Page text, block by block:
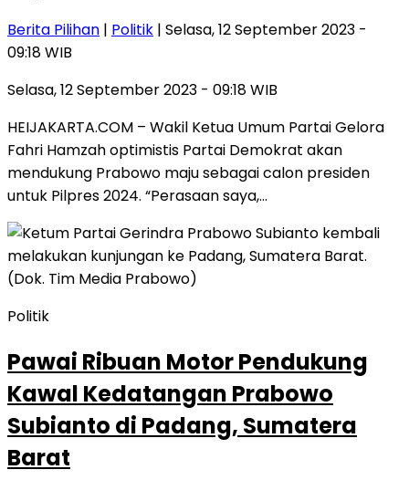
Berita Pilihan | Politik | Selasa, 12 September 2023 -
09:18 WIB
Selasa, 12 September 2023 - 09:18 WIB
HEIJAKARTA.COM – Wakil Ketua Umum Partai Gelora
Fahri Hamzah optimistis Partai Demokrat akan
mendukung Prabowo maju sebagai calon presiden
untuk Pilpres 2024. “Perasaan saya,…
Politik
Pawai Ribuan Motor Pendukung
Kawal Kedatangan Prabowo
Subianto di Padang, Sumatera
Barat